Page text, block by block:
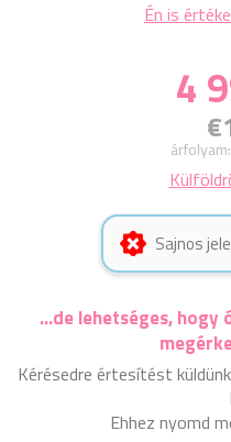
Én is
4
árfolyam:
Sajnos
...de lehetséges, hogy
Kérésedre értesítést
Ehhez nyomd